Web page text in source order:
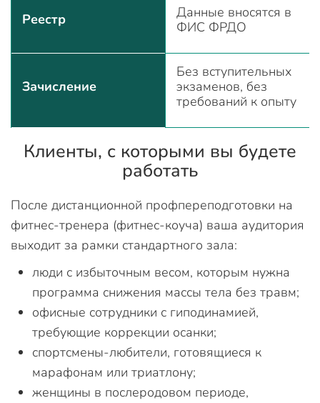
Реестр
Данные вносятся в
ФИС ФРДО
Зачисление
Без вступительных
экзаменов, без
требований к опыту
Клиенты, с которыми вы будете
работать
После дистанционной профпереподготовки на
фитнес-тренера (фитнес-коуча) ваша аудитория
выходит за рамки стандартного зала:
люди с избыточным весом, которым нужна
программа снижения массы тела без травм;
офисные сотрудники с гиподинамией,
требующие коррекции осанки;
спортсмены-любители, готовящиеся к
марафонам или триатлону;
женщины в послеродовом периоде,